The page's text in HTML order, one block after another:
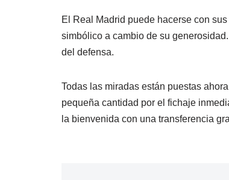
El Real Madrid puede hacerse con
simbólico a cambio de su
del defensa.
Todas las miradas están puestas
pequeña cantidad por el fichaje
la bienvenida con una transferencia